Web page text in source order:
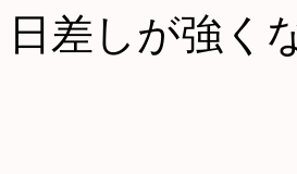
日差しが強く